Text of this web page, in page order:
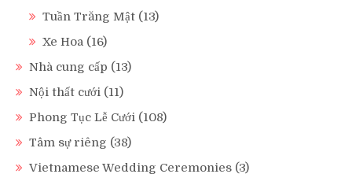
Tuần Trăng Mật (13)
Xe Hoa (16)
Nhà cung cấp (13)
Nội thất cưới (11)
Phong Tục Lễ Cưới (108)
Tâm sự riêng (38)
Vietnamese Wedding Ceremonies (3)